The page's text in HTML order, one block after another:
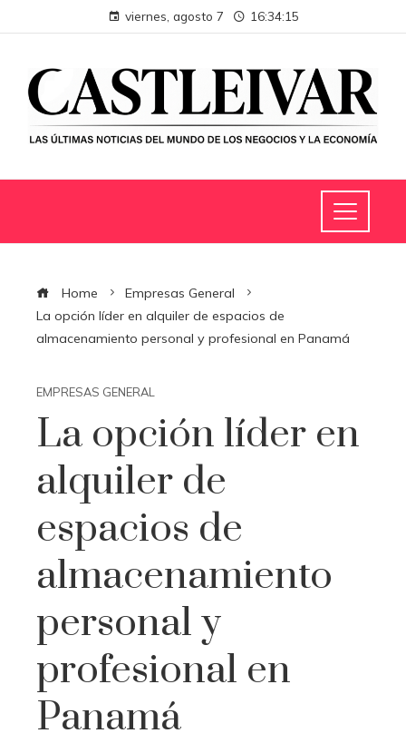
viernes, agosto 7 16:34:16
Home
Empresas General
La opción líder en alquiler de espacios de
almacenamiento personal y profesional en Panamá
EMPRESAS GENERAL
La opción líder en
alquiler de
espacios de
almacenamiento
personal y
profesional en
Panamá